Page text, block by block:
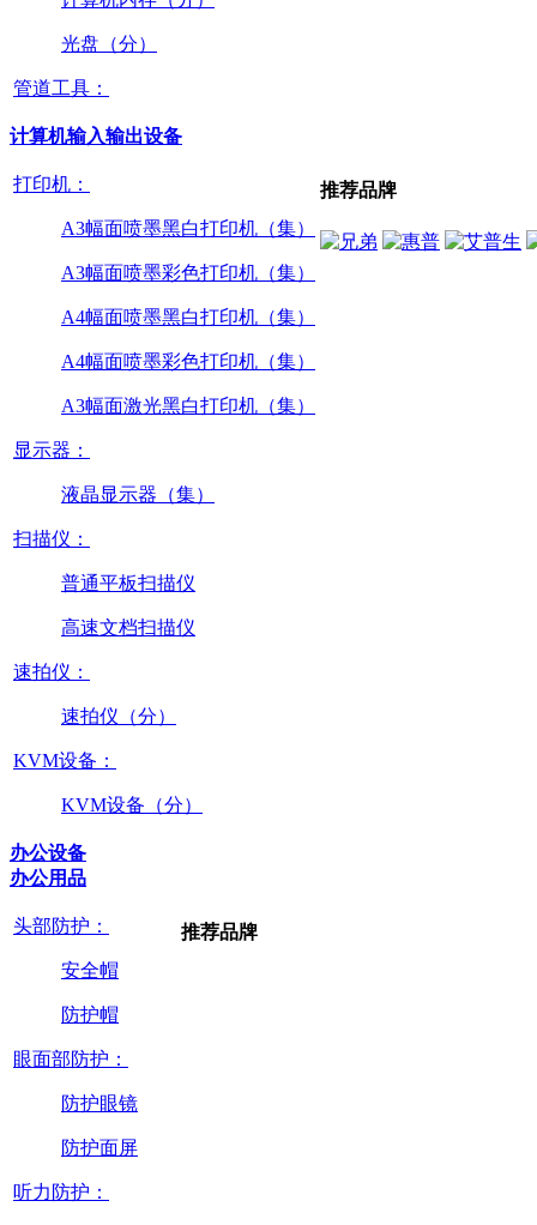
光盘（分）
管道工具：
计算机输入输出设备
打印机：
A3幅面喷墨黑白打印机（集）
A3幅面喷墨彩色打印机（集）
A4幅面喷墨黑白打印机（集）
A4幅面喷墨彩色打印机（集）
A3幅面激光黑白打印机（集）
显示器：
液晶显示器（集）
扫描仪：
普通平板扫描仪
高速文档扫描仪
速拍仪：
速拍仪（分）
KVM设备：
KVM设备（分）
推荐品牌
办公设备
办公用品
头部防护：
安全帽
防护帽
眼面部防护：
防护眼镜
防护面屏
听力防护：
推荐品牌